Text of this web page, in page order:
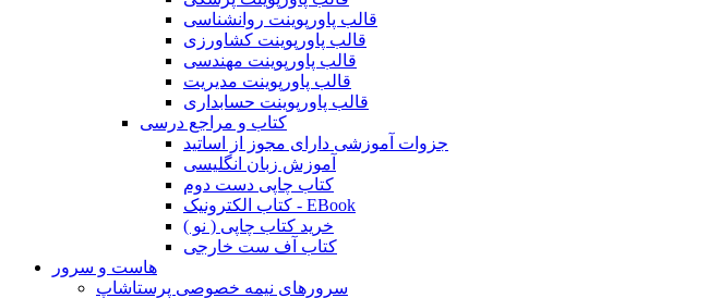
قالب پاورپوینت روانشناسی
قالب پاورپوینت کشاورزی
قالب پاورپوینت مهندسی
قالب پاورپوینت مدیریت
قالب پاورپوینت حسابداری
کتاب و مراجع درسی
جزوات آموزشی دارای مجوز از اساتید
آموزش زبان انگلیسی
کتاب چاپی دست دوم
کتاب الکترونیک - EBook
خرید کتاب چاپی ( نو )
کتاب آف ست خارجی
هاست و سرور
سرورهای نیمه خصوصی پرستاشاپ